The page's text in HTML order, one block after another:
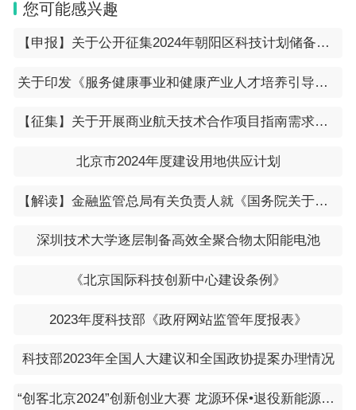
您可能感兴趣
【申报】关于公开征集2024年朝阳区科技计划储备项目入库的通知
关于印发《服务健康事业和健康产业人才培养引导性专业指南》的通知（教高厅函〔2023〕26号）
【征集】关于开展商业航天技术合作项目指南需求征集的通知
北京市2024年度建设用地供应计划
【解读】金融监管总局有关负责人就《国务院关于推进普惠金融高质量发展的实施意见》答记者问
深圳技术大学逐层制备高效全聚合物太阳能电池
《北京国际科技创新中心建设条例》
2023年度科技部《政府网站监管年度报表》
科技部2023年全国人大建议和全国政协提案办理情况
“创客北京2024”创新创业大赛 龙源环保•退役新能源装备资源化专项赛 项目征集通知